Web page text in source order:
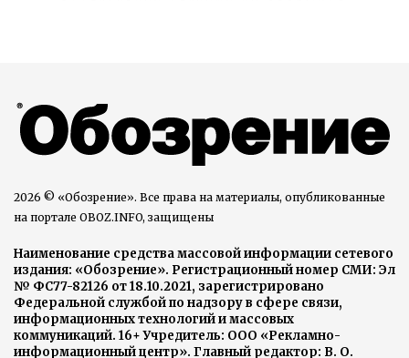
2026 © «Обозрение». Все права на материалы, опубликованные
на портале OBOZ.INFO, защищены
Наименование средства массовой информации сетевого
издания: «Обозрение». Регистрационный номер СМИ: Эл
№ ФС77-82126 от 18.10.2021, зарегистрировано
Федеральной службой по надзору в сфере связи,
информационных технологий и массовых
коммуникаций. 16+ Учредитель: ООО «Рекламно-
информационный центр». Главный редактор: В. О.